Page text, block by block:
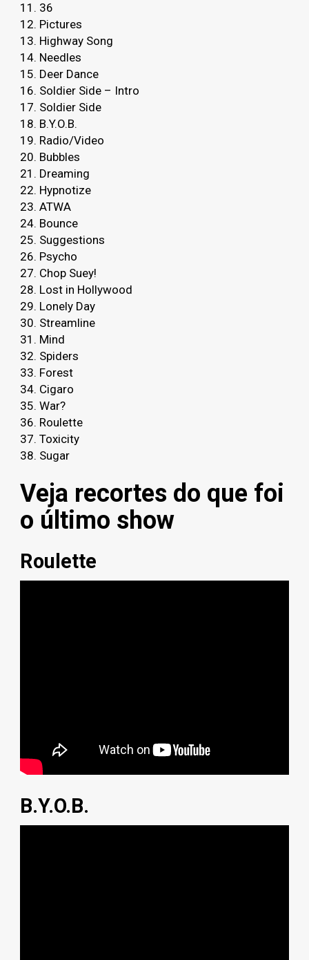
11. 36
12. Pictures
13. Highway Song
14. Needles
15. Deer Dance
16. Soldier Side – Intro
17. Soldier Side
18. B.Y.O.B.
19. Radio/Video
20. Bubbles
21. Dreaming
22. Hypnotize
23. ATWA
24. Bounce
25. Suggestions
26. Psycho
27. Chop Suey!
28. Lost in Hollywood
29. Lonely Day
30. Streamline
31. Mind
32. Spiders
33. Forest
34. Cigaro
35. War?
36. Roulette
37. Toxicity
38. Sugar
Veja recortes do que foi
o último show
Roulette
B.Y.O.B.